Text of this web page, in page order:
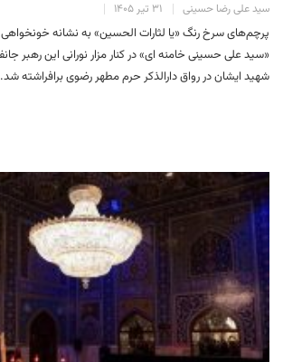
سید علی رضا حسینی ۳۱ تیر ۱۴۰۵
پرچم‌های سرخ رنگ «یا لثارات الحسین» به نشانه
«سید علی حسینی خامنه ای» در کنار مزار نورانی این رهبر
شهید ایشان در رواق دارالذکر حرم مطهر رضوی برافراشته شد.